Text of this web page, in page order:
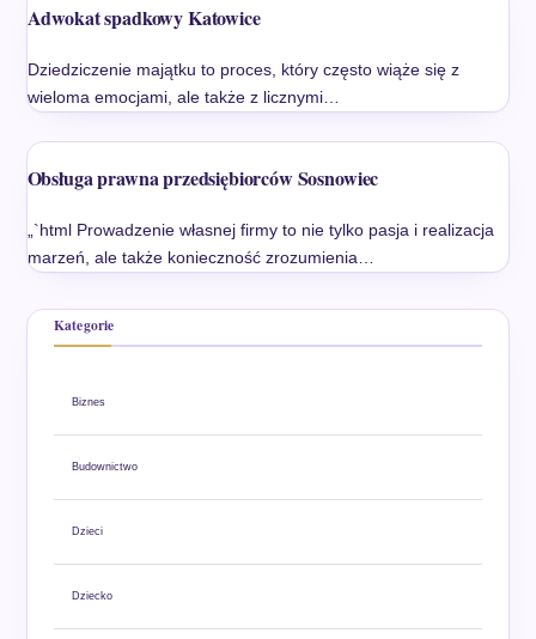
Adwokat spadkowy Katowice
Dziedziczenie majątku to proces, który często wiąże się z
wieloma emocjami, ale także z licznymi…
Obsługa prawna przedsiębiorców Sosnowiec
„`html Prowadzenie własnej firmy to nie tylko pasja i realizacja
marzeń, ale także konieczność zrozumienia…
Kategorie
Biznes
Budownictwo
Dzieci
Dziecko